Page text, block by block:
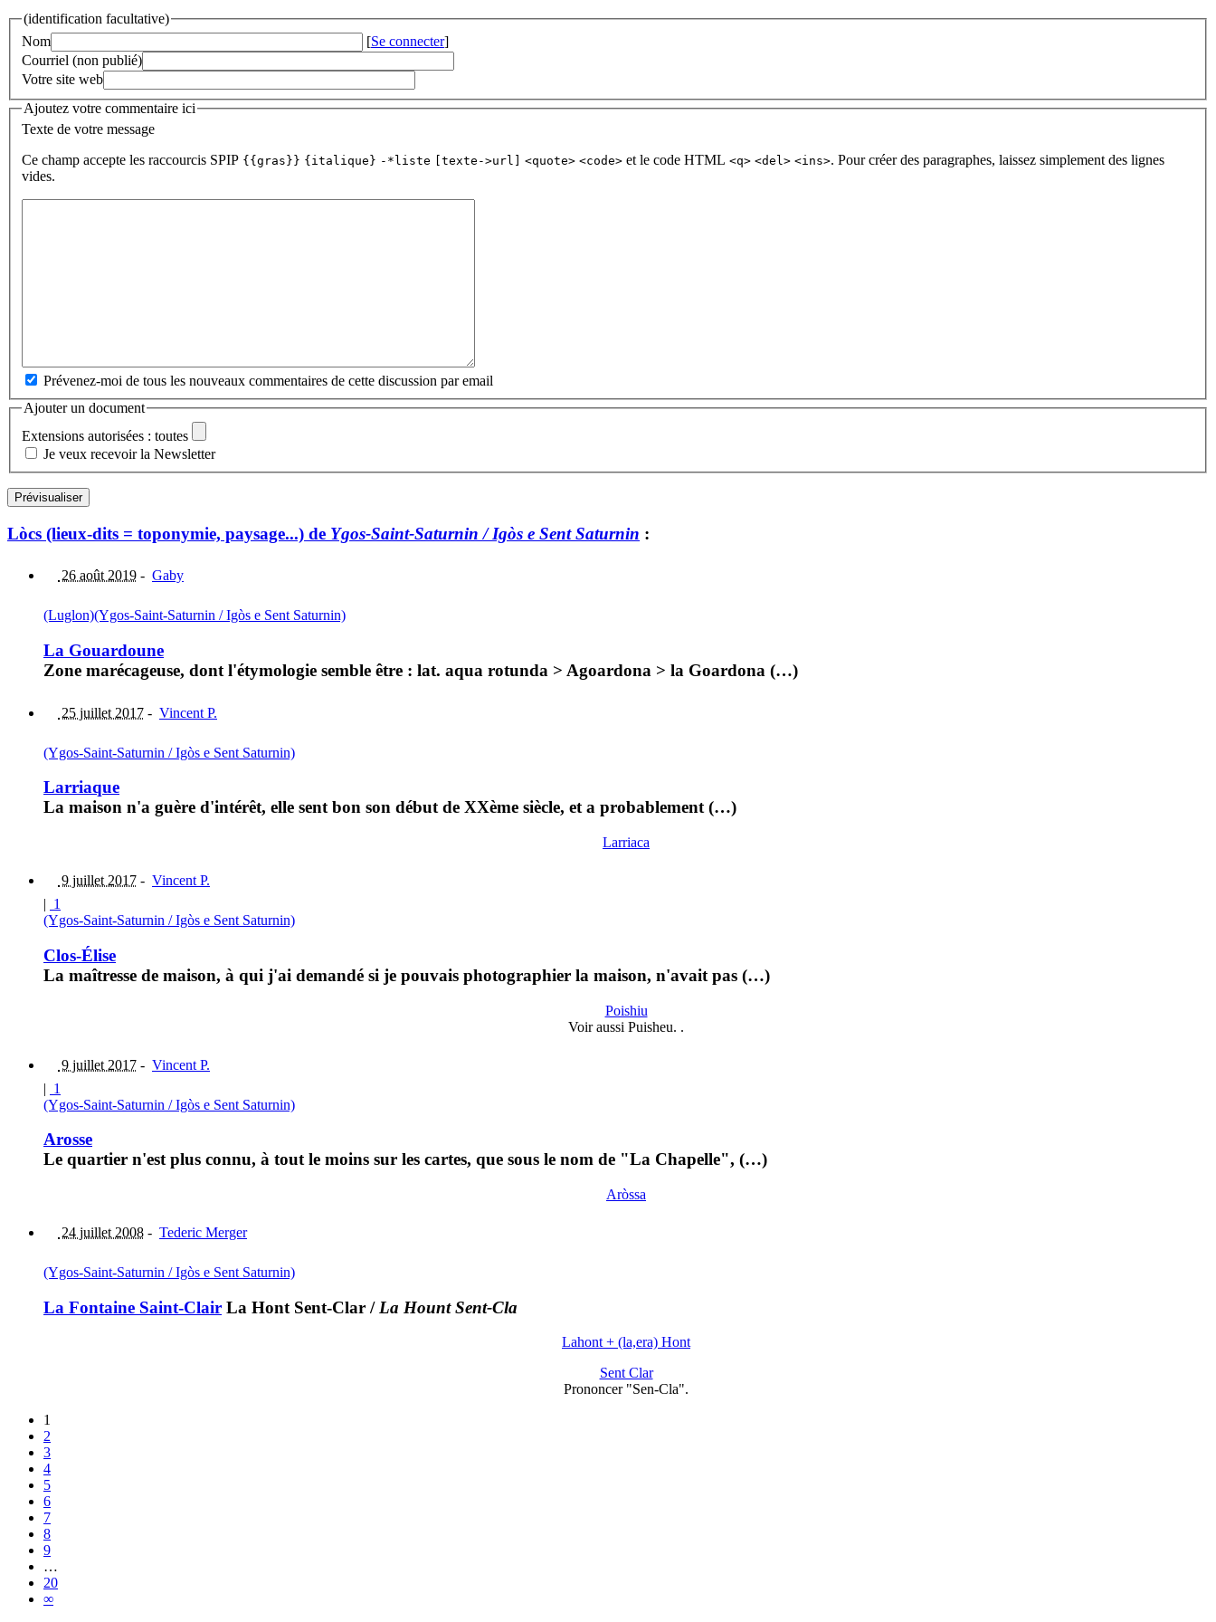
(identification facultative)
Nom
[Se connecter]
Courriel (non publié)
Votre site web
Ajoutez votre commentaire ici
Texte de votre message
Ce champ accepte les raccourcis SPIP {{gras}} {italique} -*liste [texte->url] <quote> <code> et le code HTML <q> <del> <ins>. Pour créer des paragraphes, laissez simplement des lignes
vides.
Prévenez-moi de tous les nouveaux commentaires de cette discussion par email
Ajouter un document
Extensions autorisées : toutes
Je veux recevoir la Newsletter
Lòcs (lieux-dits = toponymie, paysage...) de Ygos-Saint-Saturnin / Igòs e Sent Saturnin :
26 août 2019 - Gaby
(Luglon)(Ygos-Saint-Saturnin / Igòs e Sent Saturnin)
La Gouardoune
Zone marécageuse, dont l'étymologie semble être : lat. aqua rotunda > Agoardona > la Goardona (…)
25 juillet 2017 - Vincent P.
(Ygos-Saint-Saturnin / Igòs e Sent Saturnin)
Larriaque
La maison n'a guère d'intérêt, elle sent bon son début de XXème siècle, et a probablement (…)
Larriaca
9 juillet 2017 - Vincent P.
| 1
(Ygos-Saint-Saturnin / Igòs e Sent Saturnin)
Clos-Élise
La maîtresse de maison, à qui j'ai demandé si je pouvais photographier la maison, n'avait pas (…)
Poishiu
Voir aussi Puisheu. .
9 juillet 2017 - Vincent P.
| 1
(Ygos-Saint-Saturnin / Igòs e Sent Saturnin)
Arosse
Le quartier n'est plus connu, à tout le moins sur les cartes, que sous le nom de "La Chapelle", (…)
Aròssa
24 juillet 2008 - Tederic Merger
(Ygos-Saint-Saturnin / Igòs e Sent Saturnin)
La Fontaine Saint-Clair La Hont Sent-Clar / La Hount Sent-Cla
Lahont + (la,era) Hont
Sent Clar
Prononcer "Sen-Cla".
1
2
3
4
5
6
7
8
9
…
20
∞